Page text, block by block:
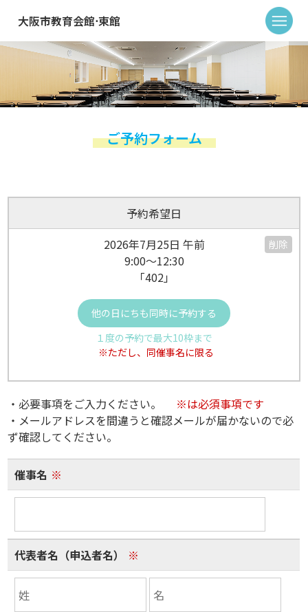
大阪市教育会館⋅東館
ご予約フォーム
予約希望日
2026年7月25日 午前
9:00～12:30
「402」
削除
他の日にちも同時に予約する
１度の予約で最大10枠まで
※ただし、同催事名に限る
・必要事項をご入力ください。
※は必須事項です
・メールアドレスを間違うと確認メールが届かないので必
ず確認してください。
催事名 ※
代表者名（申込者名） ※